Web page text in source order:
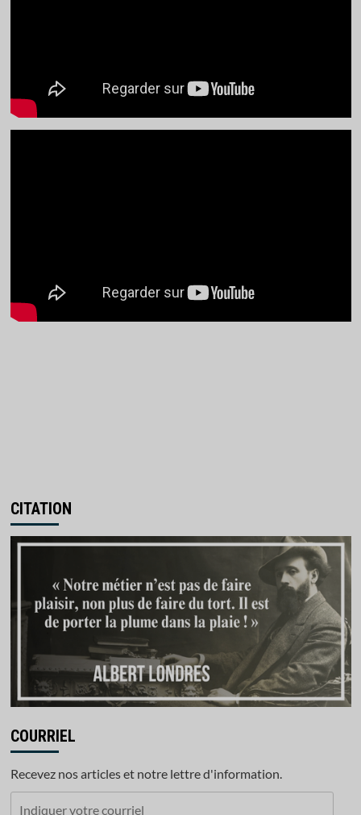
CITATION
COURRIEL
Recevez nos articles et notre lettre d'information.